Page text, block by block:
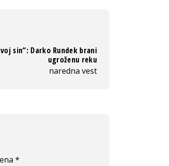
sin“: Darko Rundek brani
ugroženu reku
naredna vest
*